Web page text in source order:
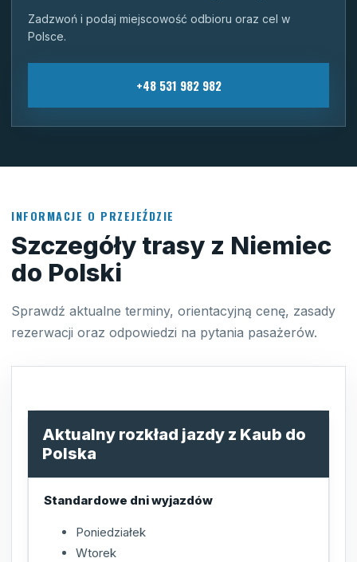
Zadzwoń i podaj miejscowość odbioru oraz cel w
Polsce.
+48 531 982 982
INFORMACJE O PRZEJEŹDZIE
Szczegóły trasy z Niemiec
do Polski
Sprawdź aktualne terminy, orientacyjną cenę, zasady
rezerwacji oraz odpowiedzi na pytania pasażerów.
Aktualny rozkład jazdy z Kaub do
Polska
Standardowe dni wyjazdów
Poniedziałek
Wtorek